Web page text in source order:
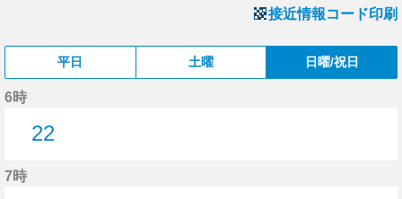
接近情報コード印刷
平日 土曜 日曜/祝日
6時
22
7時